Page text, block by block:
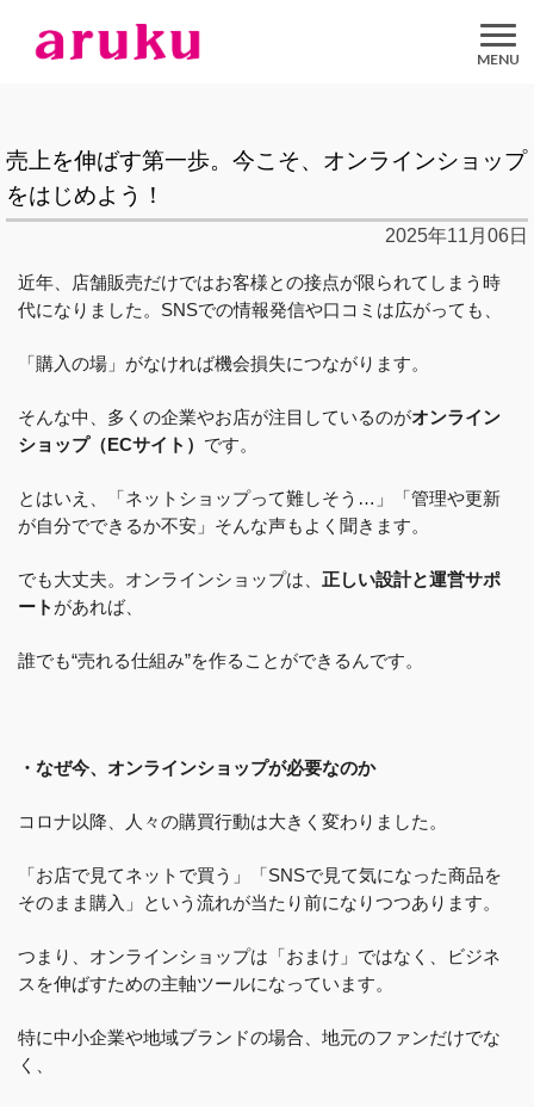
売上を伸ばす第一歩。今こそ、オンラインショップ
をはじめよう！
2025年11月06日
近年、店舗販売だけではお客様との接点が限られてしまう時
代になりました。SNSでの情報発信や口コミは広がっても、
「購入の場」がなければ機会損失につながります。
そんな中、多くの企業やお店が注目しているのがオンライン
ショップ（ECサイト） です。
とはいえ、「ネットショップって難しそう…」「管理や更新
が自分でできるか不安」そんな声もよく聞きます。
でも大丈夫。オンラインショップは、 正しい設計と運営サポ
ート があれば、
誰でも“売れる仕組み”を作ることができるんです。
・なぜ今、オンラインショップが必要なのか
コロナ以降、人々の購買行動は大きく変わりました。
「お店で見てネットで買う」「SNSで見て気になった商品を
そのまま購入」という流れが当たり前になりつつあります。
つまり、オンラインショップは「おまけ」ではなく、ビジネ
スを伸ばすための主軸ツールになっています。
特に中小企業や地域ブランドの場合、地元のファンだけでな
く、